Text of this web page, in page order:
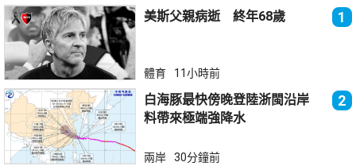
美斯父親病逝 終年68歲 1
體育 11小時前
白海豚最快傍晚登陸浙閩沿岸
料帶來極端強降水
2
兩岸 30分鐘前